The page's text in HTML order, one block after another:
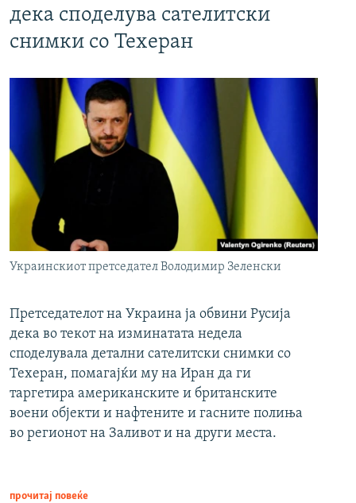
дека споделува сателитски
снимки со Техеран
Украинскиот претседател Володимир Зеленски
Претседателот на Украина ја обвини Русија
дека во текот на изминатата недела
споделувала детални сателитски снимки со
Техеран, помагајќи му на Иран да ги
таргетира американските и британските
воени објекти и нафтените и гасните полиња
во регионот на Заливот и на други места.
прочитај повеќе